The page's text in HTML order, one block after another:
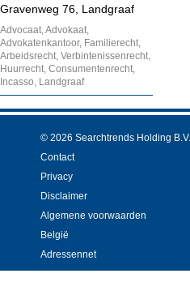
Gravenweg 76, Landgraaf
Advocaat, Advokaat,
Advokatenkantoor, Familierecht,
Arbeidsrecht, Verbintenissenrecht,
Huurrecht, Consumentenrecht,
Incasso, Landgraaf
© 2026 Searchtrends Holding B.V.
Contact
Privacy
Disclaimer
Algemene voorwaarden
België
Adressennet